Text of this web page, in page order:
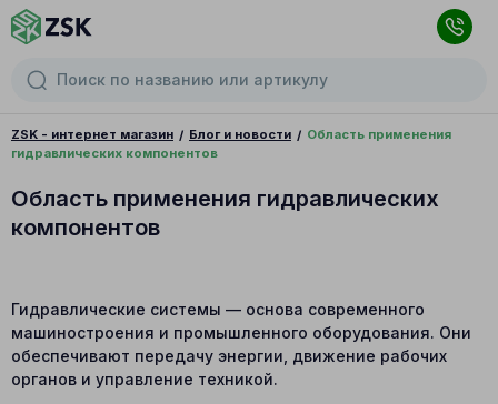
ZSK - интернет магазин Блог и новости
Область применения
гидравлических компонентов
Область применения гидравлических
компонентов
Гидравлические системы — основа современного
машиностроения и промышленного оборудования. Они
обеспечивают передачу энергии, движение рабочих
органов и управление техникой.